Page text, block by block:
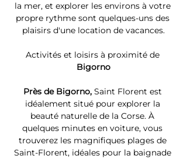
la mer, et explorer les environs à votre
propre rythme sont quelques-uns des
plaisirs d'une location de vacances.
Activités et loisirs à proximité de
Bigorno
Près de Bigorno, Saint Florent est
idéalement situé pour explorer la
beauté naturelle de la Corse. À
quelques minutes en voiture, vous
trouverez les magnifiques plages de
Saint-Florent, idéales pour la baignade